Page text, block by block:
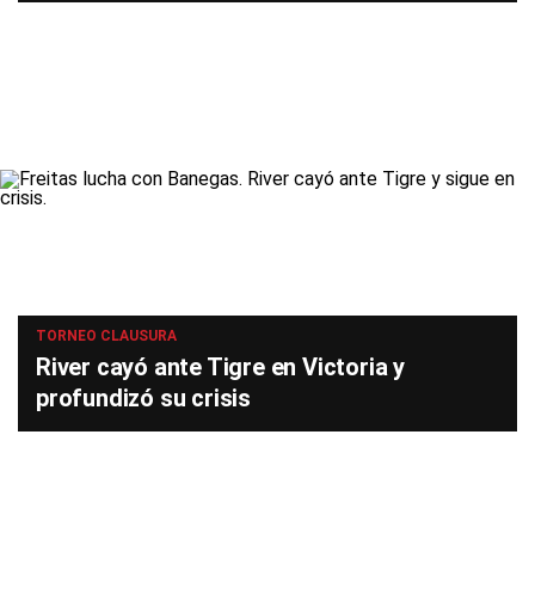
TORNEO CLAUSURA
River cayó ante Tigre en Victoria y
profundizó su crisis